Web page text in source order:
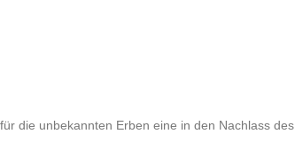
die unbekannten Erben eine in den Nachlass des